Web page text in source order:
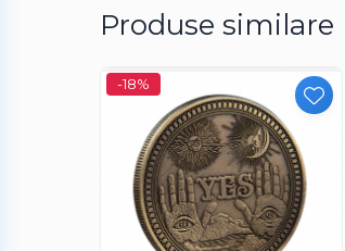
Produse similare
-18%